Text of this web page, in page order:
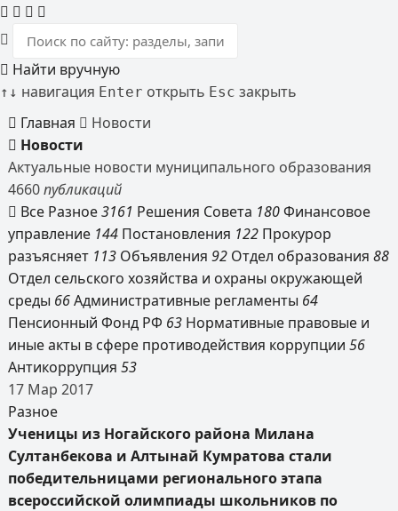
Найти вручную
↑ ↓ навигация Enter открыть Esc закрыть
Главная
Новости
Новости
Актуальные новости муниципального образования
4660публикаций
Все Разное3161 Решения Совета 180Финансовое
управление 144 Постановления 122 Прокурор
разъясняет 113 Объявления 92 Отдел образования 88
Отдел сельского хозяйства и охраны окружающей
среды 66Административные регламенты 64
Пенсионный Фонд РФ 63 Нормативные правовые и
иные акты в сфере противодействия коррупции 56
Антикоррупция 53
17 Мар 2017
Разное
Ученицы из Ногайского района Милана
Султанбекова и Алтынай Кумратова стали
победительницами регионального этапа
всероссийской олимпиады школьников по